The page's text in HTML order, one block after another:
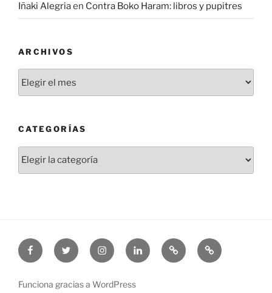
Iñaki Alegriaen Contra Boko Haram: libros y pupitres
ARCHIVOS
CATEGORÍAS
FacebookTwitter InstagramLinkedinThreadsBluesky
Funciona gracias a WordPress